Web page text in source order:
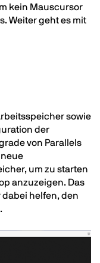
kein Mauscursor
Weiter geht es mit
sowie
der
von Parallels
um zu starten
anzuzeigen. Das
dabei helfen, den